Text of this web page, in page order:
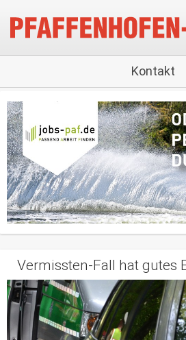
Kontakt
Vermissten-Fall hat gutes